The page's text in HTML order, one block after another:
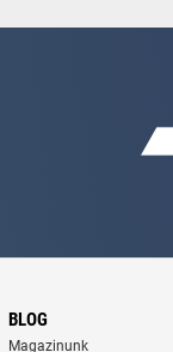
BLOG
Magazinunk